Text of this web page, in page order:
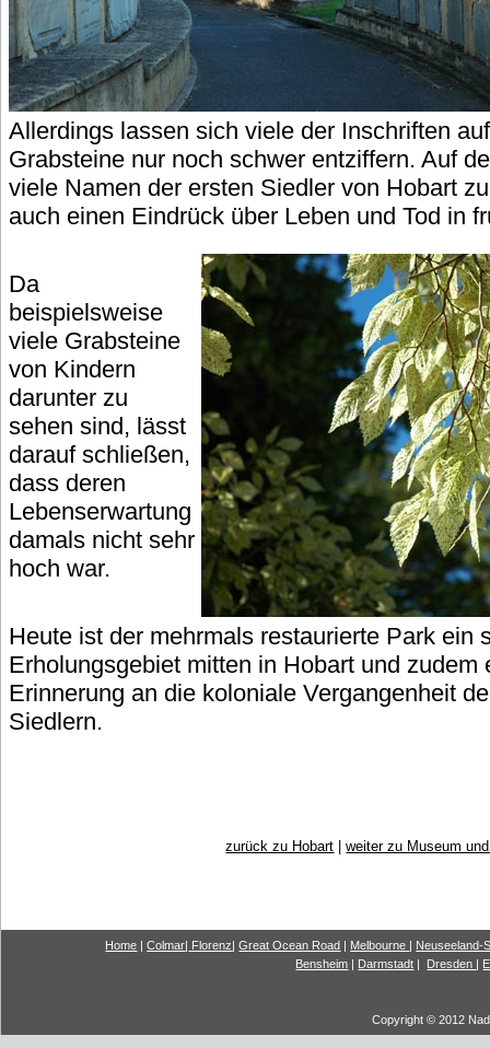
Allerdings lassen sich viele der Inschriften
Grabsteine nur noch schwer entziffern. Auf
viele Namen der ersten Siedler von Hobart
auch einen Eindrück über Leben und Tod in
Da
beispielsweise
viele Grabsteine
von Kindern
darunter zu
sehen sind, lässt
darauf schließen,
dass deren
Lebenserwartung
damals nicht sehr
hoch war.
Heute ist der mehrmals restaurierte Park ein
Erholungsgebiet mitten in Hobart und zudem
Erinnerung an die koloniale Vergangenheit
Siedlern.
zurück zu Hobart |weiter zu Museum
Home |Colmar| Florenz|Great Ocean Road | Melbourne | Neuseeland-
Bensheim | Darmstadt | Dresden |
Copyright © 2012